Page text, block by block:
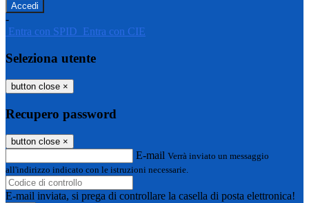
-
Entra con SPID Entra con CIE
Seleziona utente
button close ×
Recupero password
button close ×
E-mail Verrà inviato un messaggio
all'indirizzo indicato con le istruzioni necessarie.
E-mail inviata, si prega di controllare la casella di posta elettronica!